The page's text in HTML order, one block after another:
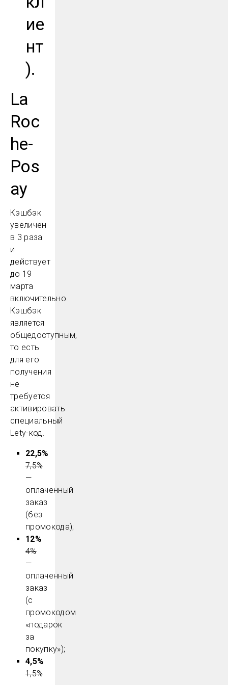
ие
нт
).
La
Roc
he-
Pos
ay
Кэшбэк
увеличен
в 3 раза
и
действует
до 19
марта
включительно.
Кэшбэк
является
общедоступным,
то есть
для его
получения
не
требуется
активировать
специальный
Lety-код.
22,5%
7,5%
—
оплаченный
заказ
(без
промокода);
12%
4%
—
оплаченный
заказ
(с
промокодом
«подарок
за
покупку»);
4,5%
1,5%